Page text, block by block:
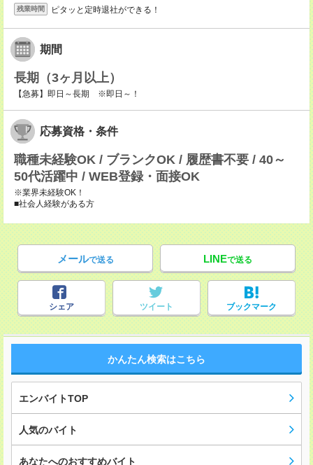
残業時間 ピタッと定時退社ができる！
期間
長期（3ヶ月以上）
【急募】即日～長期 ※即日～！
応募資格・条件
職種未経験OK / ブランクOK / 履歴書不要 / 40～
50代活躍中 / WEB登録・面接OK
※業界未経験OK！
■社会人経験がある方
メールで送る LINEで送る
シェア ツイート ブックマーク
かんたん検索はこちら
エンバイトTOP
人気のバイト
あなたへのおすすめバイト